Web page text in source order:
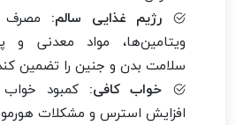
رژیم غذایی سالم: مصرف
ویتامین‌ها، مواد معدنی و
سلامت بدن و جنین را تضمین
خواب کافی: کمبود
افزایش استرس و مشکلات